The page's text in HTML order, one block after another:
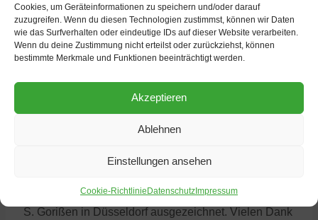
Cookies, um Geräteinformationen zu speichern und/oder darauf
zuzugreifen. Wenn du diesen Technologien zustimmst, können wir Daten
wie das Surfverhalten oder eindeutige IDs auf dieser Website verarbeiten.
Wenn du deine Zustimmung nicht erteilst oder zurückziehst, können
bestimmte Merkmale und Funktionen beeinträchtigt werden.
Akzeptieren
Ablehnen
Einstellungen ansehen
Cookie-RichtlinieDatenschutzImpressum
für Landwirtschaft, Ernährung und Heimat sowie der
DLG (Deutsche Landwirtschafts-Gesellschaft) geehrt
wurden. Die Auszeichnung […]Weiterlesen
des Landes NRW durch die Landwirtschaftsministerin
S. Gorißen in Düsseldorf ausgezeichnet. Vielen Dank